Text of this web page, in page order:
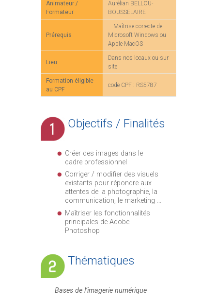
Animateur /
Formateur
Aurélian BELLOU-
BOUSSELAIRE
Prérequis
– Maîtrise correcte de
Microsoft Windows ou
Apple MacOS
Lieu
Dans nos locaux ou sur
site
Formation éligible
au CPF
code CPF : RS5787
Objectifs / Finalités
Créer des images dans le
cadre professionnel
Corriger / modifier des visuels
existants pour répondre aux
attentes de la photographie, la
communication, le marketing …
Maîtriser les fonctionnalités
principales de Adobe
Photoshop
Thématiques
Bases de l’imagerie numérique